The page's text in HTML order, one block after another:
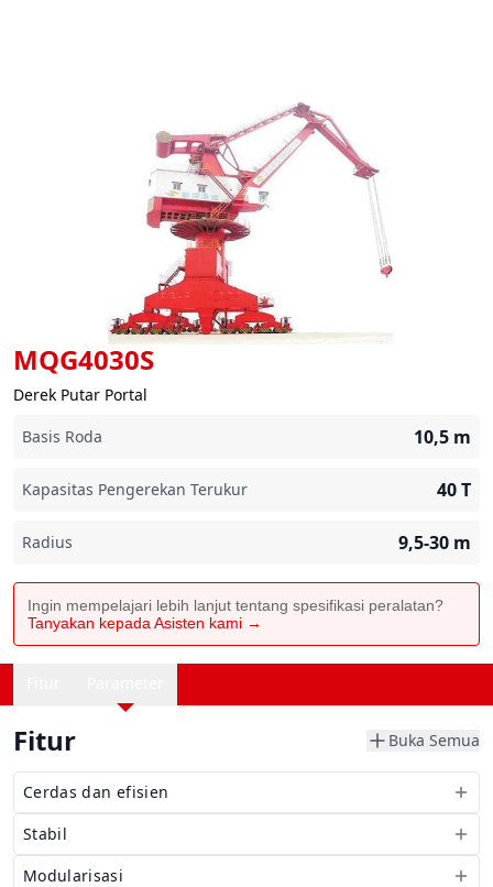
MQG4030S
Derek Putar Portal
Basis Roda
10,5 m
Kapasitas Pengerekan Terukur 40T
Radius 9,5-30 m
Ingin mempelajari lebih lanjut tentang spesifikasi peralatan?
Tanyakan kepada Asisten kami →
Fitur Buka Semua
Cerdas dan efisien
Stabil
Modularisasi